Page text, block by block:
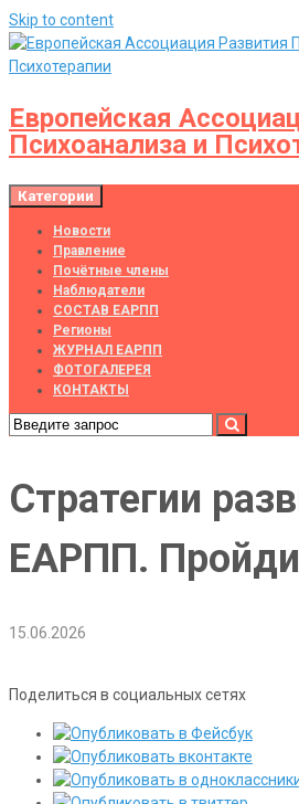
Skip to content
Европейская
Психоанализа и
Категории
Новости
Правление
Почётные члены
Наблюдатели
СОСТАВ ЕАРПП
Регионы
ЖУРНАЛ ЕАРПП
ФОТОГАЛЕРЕЯ
КОНТАКТЫ
Стратегии
ЕАРПП.
15.06.2026
Поделиться в социальных сетях